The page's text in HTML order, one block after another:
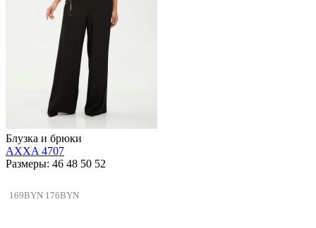
Блузка и брюки
AXXA 4707
Размеры: 46 48 50 52
169BYN 176BYN